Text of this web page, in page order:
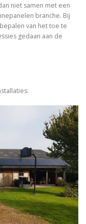
niet samen met een
branche. Bij
van het toe te
gedaan aan de